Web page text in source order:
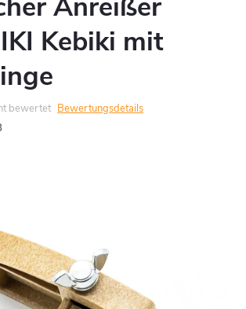
Kebiki mit
bewertet Bewertungsdetails